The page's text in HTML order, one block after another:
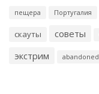
пещера Португалия
скауты советы
экстрим abandoned